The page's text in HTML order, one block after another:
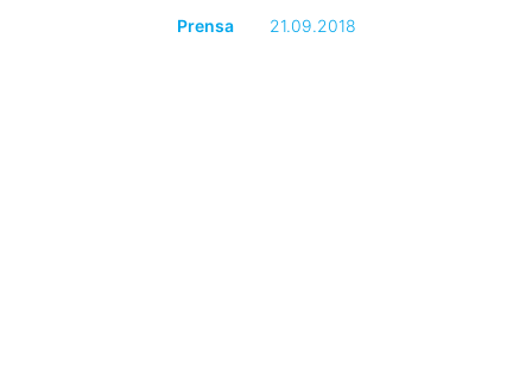
Prensa 21.09.2018